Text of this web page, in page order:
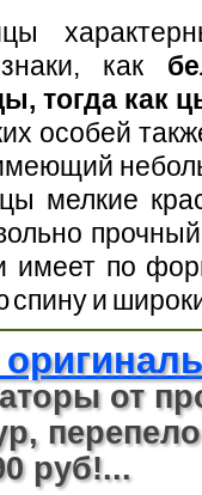
как
тогда как
особей
мелкие
имеет по
спину и
от
руб!...